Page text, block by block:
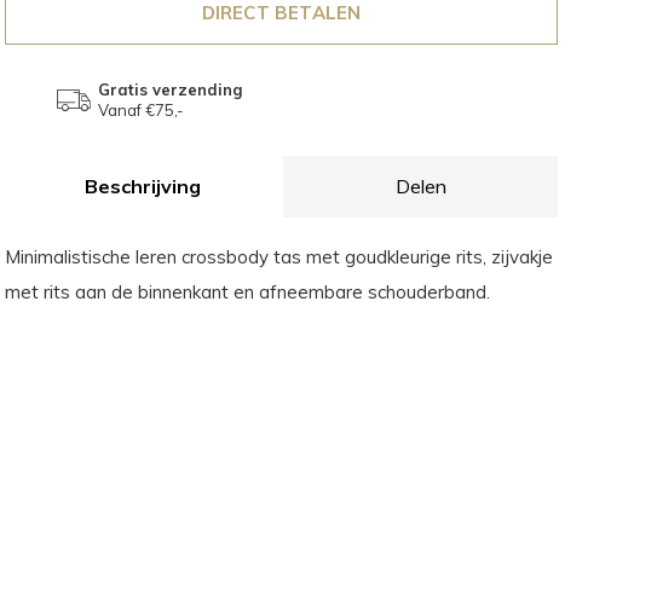
DIRECT BETALEN
Gratis verzending
Vanaf €75,-
Beschrijving Delen
Minimalistische leren crossbody tas met goudkleurige rits, zijvakje
met rits aan de binnenkant en afneembare schouderband.